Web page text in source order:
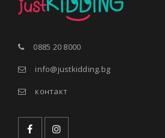
0885 20 8000
info@justkidding.bg
контакт